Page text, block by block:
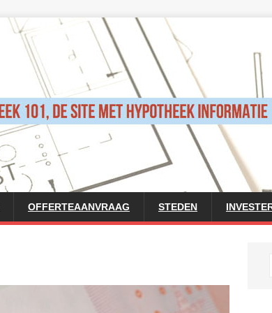
OFFERTEAANVRAAG STEDEN